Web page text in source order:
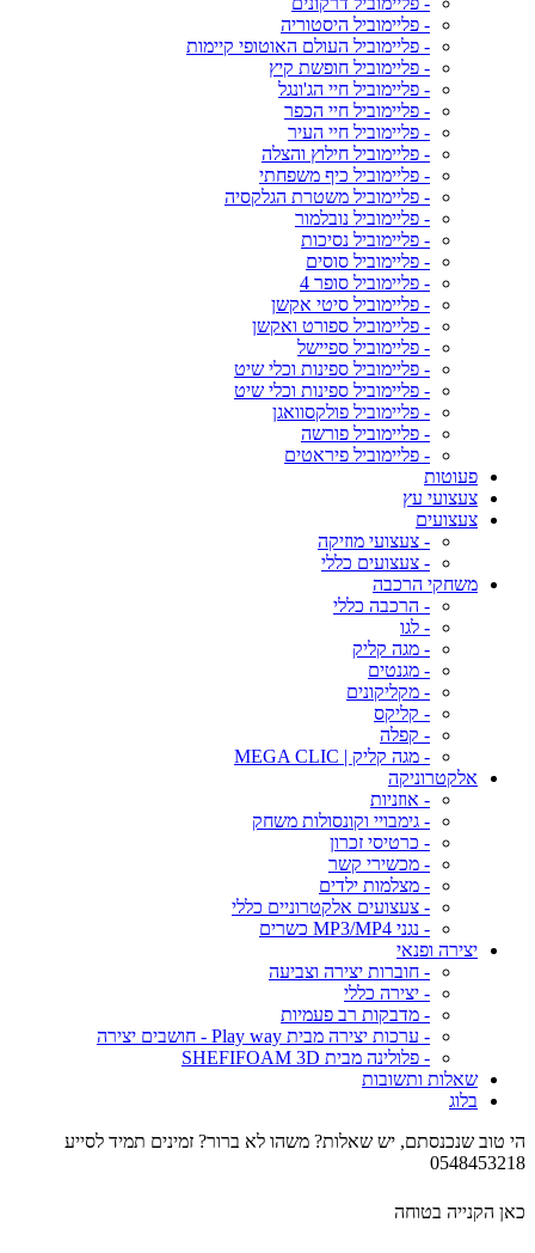
- פליימוביל היסטוריה
- פליימוביל העולם האוטופי קיימות
- פליימוביל חופשת קיץ
- פליימוביל חיי הג'ונגל
- פליימוביל חיי הכפר
- פליימוביל חיי העיר
- פליימוביל חילוץ והצלה
- פליימוביל כיף משפחתי
- פליימוביל משטרת הגלקסיה
- פליימוביל נובלמור
- פליימוביל נסיכות
- פליימוביל סוסים
- פליימוביל סופר 4
- פליימוביל סיטי אקשן
- פליימוביל ספורט ואקשן
- פליימוביל ספיישל
- פליימוביל ספינות וכלי שיט
- פליימוביל ספינות וכלי שיט
- פליימוביל פולקסוואגן
- פליימוביל פורשה
- פליימוביל פיראטים
פעוטות
צעצועי עץ
צעצועים
- צעצועי מוזיקה
- צעצועים כללי
משחקי הרכבה
- הרכבה כללי
- לגו
- מגה קליק
- מגנטים
- מקליקונים
- קליקס
- קפלה
- מגה קליק | MEGA CLIC
אלקטרוניקה
- אוזניות
- גימבויי וקונסולות משחק
- כרטיסי זכרון
- מכשירי קשר
- מצלמות ילדים
- צעצועים אלקטרוניים כללי
- נגני MP3/MP4 כשרים
יצירה ופנאי
- חוברות יצירה וצביעה
- יצירה כללי
- מדבקות רב פעמיות
- ערכות יצירה מבית Play way - חושבים יצירה
- פלולינה מבית SHEFIFOAM 3D
שאלות ותשובות
בלוג
הי טוב שנכנסתם, יש שאלות? משהו לא ברור? זמינים תמיד לסייע
0548453218
כאן הקנייה בטוחה